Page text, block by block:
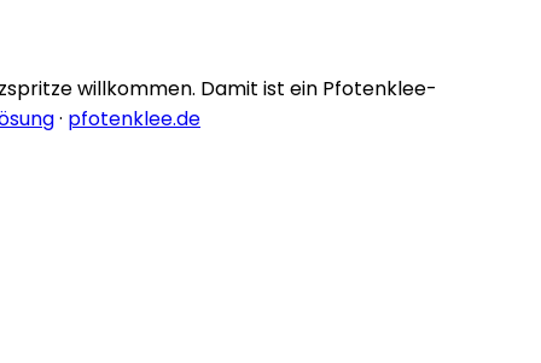
willkommen. Damit ist ein Pfotenklee-
· pfotenklee.de